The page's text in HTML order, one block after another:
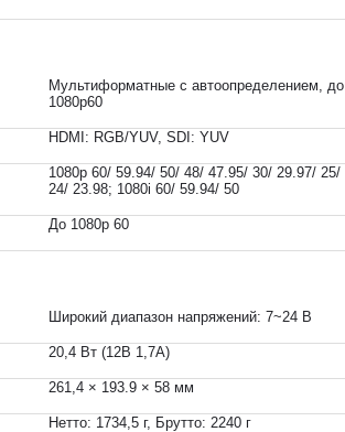
Мультиформатные с автоопределением, до
1080p60
HDMI: RGB/YUV, SDI: YUV
1080p 60/ 59.94/ 50/ 48/ 47.95/ 30/ 29.97/ 25/
24/ 23.98; 1080i 60/ 59.94/ 50
До 1080p 60
Широкий диапазон напряжений: 7~24 В
20,4 Вт (12В 1,7A)
261,4 × 193.9 × 58 мм
Нетто: 1734,5 г, Брутто: 2240 г